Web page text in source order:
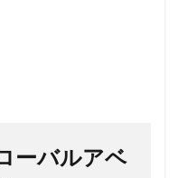
ーバルアベ